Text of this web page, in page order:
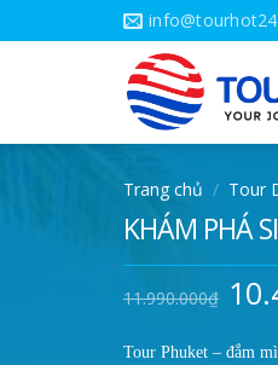
to
Trang chủ / Tour
KHÁM PHÁ
11.990.000₫
Giá
gốc
Tour Phuket – đắm